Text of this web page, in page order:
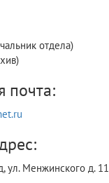
отдела)
почта:
ул. Менжинского д. 11